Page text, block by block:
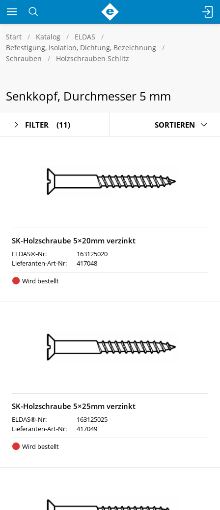
Start Katalog
ELDAS
Befestigung, Isolation, Dichtung, Bezeichnung
Schrauben
Holzschrauben Schlitz
Senkkopf, Durchmesser 5 mm
FILTER (11) SORTIEREN
SK-Holzschraube 5×20mm verzinkt
ELDAS®-Nr:
163125020
Lieferanten-Art-Nr:
417048
Wird bestellt
SK-Holzschraube 5×25mm verzinkt
ELDAS®-Nr:
163125025
Lieferanten-Art-Nr:
417049
Wird bestellt